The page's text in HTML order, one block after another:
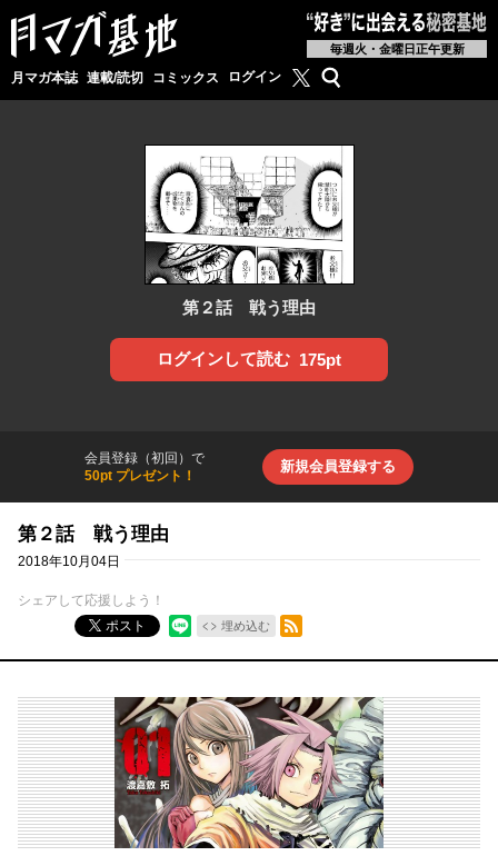
毎週火・金曜日正午更新
月マガ本誌 連載/読切 コミックス ログイン 月マガ基地公式X
検索
第２話 戦う理由
ログインして読む 175pt
会員登録（初回）で
50pt プレゼント！
新規会員登録する
第２話 戦う理由
2018年10月04日
シェアして応援しよう！
ポスト
埋め込む
RSSフィード